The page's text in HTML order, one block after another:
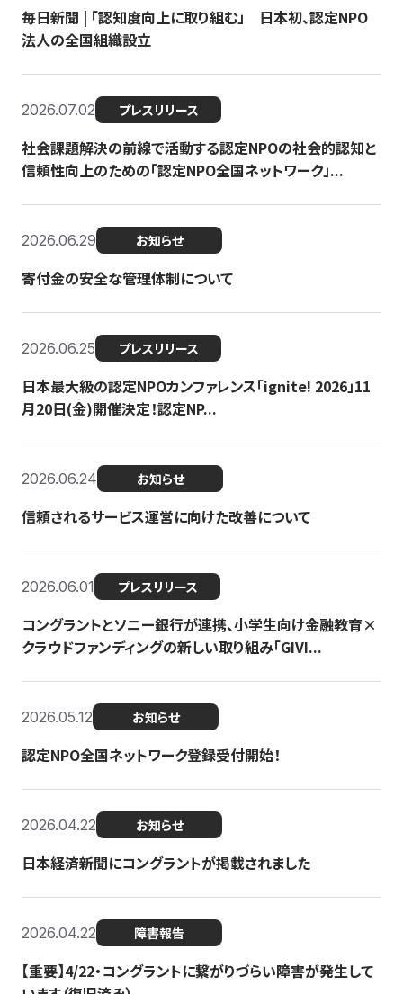
毎日新聞 | 「認知度向上に取り組む」 日本初、認定NPO
法人の全国組織設立
2026.07.02 プレスリリース
社会課題解決の前線で活動する認定NPOの社会的認知と
信頼性向上のための「認定NPO全国ネットワーク」...
2026.06.29 お知らせ
寄付金の安全な管理体制について
2026.06.25 プレスリリース
日本最大級の認定NPOカンファレンス「ignite! 2026」11
月20日(金)開催決定！認定NP...
2026.06.24 お知らせ
信頼されるサービス運営に向けた改善について
2026.06.01 プレスリリース
コングラントとソニー銀行が連携、小学生向け金融教育×
クラウドファンディングの新しい取り組み「GIVI...
2026.05.12 お知らせ
認定NPO全国ネットワーク登録受付開始！
2026.04.22 お知らせ
日本経済新聞にコングラントが掲載されました
2026.04.22 障害報告
【重要】4/22・コングラントに繋がりづらい障害が発生して